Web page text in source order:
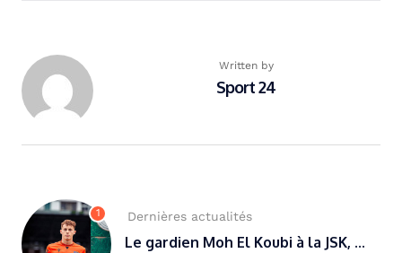
Written by
Sport 24
1 Dernières actualités
Le gardien Moh El Koubi à la JSK, ...